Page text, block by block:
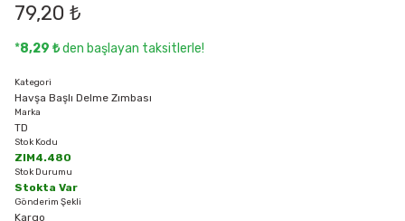
79,20 ₺
*8,29 ₺den başlayan taksitlerle!
Kategori
Havşa Başlı Delme Zımbası
Marka
TD
Stok Kodu
ZIM4.480
Stok Durumu
Stokta Var
Gönderim Şekli
Kargo